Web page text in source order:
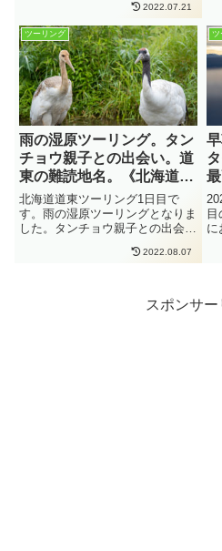
宮神社で巨樹の大楠に挨拶、バイ
カーズパラダイスにも寄りまし
た。1月は寒いけど、あたみ桜を
鑑賞したい！と言う方はぜひ参考
に読んでみてください。
2022.07.21
し
ク
プ
ツーリング
雨の湿原ツーリング。タン
チョウ親子との出会い。道
東の難読地名。《北海道ツ
ーリング 2020-08 2日目》
北海道道東ツーリング1日目で
す。雨の湿原ツーリングとなりま
した。タンチョウ親子との出会い
クパウシとは。ツーリングの参考
2022.08.07
ツ
目
に
ま
スポンサー